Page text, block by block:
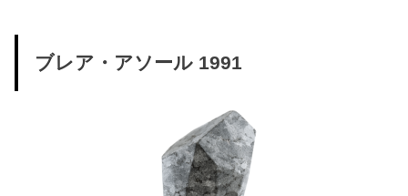
ブレア・アソール 1991